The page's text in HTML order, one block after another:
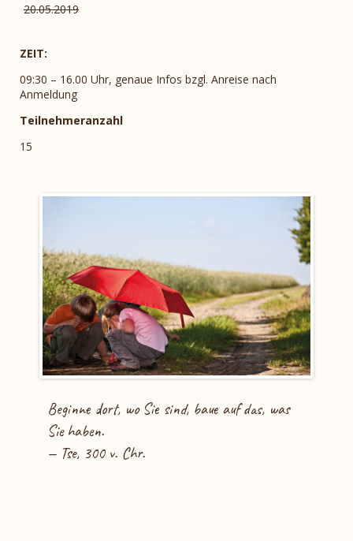
20.05.2019
ZEIT:
09:30 – 16.00 Uhr, genaue Infos bzgl. Anreise nach
Anmeldung
Teilnehmeranzahl
15
Beginne dort, wo Sie sind, baue auf das, was
Sie haben.
— Tse, 300 v. Chr.